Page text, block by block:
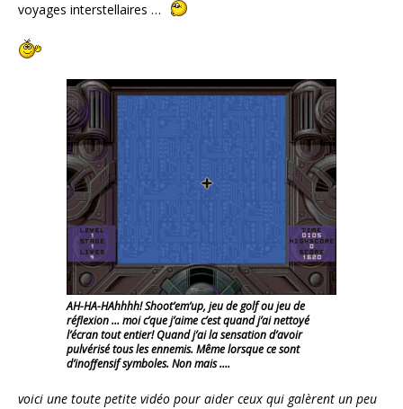
voyages interstellaires …
AH-HA-HAhhhh! Shoot’em’up, jeu de golf ou jeu de
réflexion … moi c’que j’aime c’est quand j’ai nettoyé
l’écran tout entier! Quand j’ai la sensation d’avoir
pulvérisé tous les ennemis. Même lorsque ce sont
d’inoffensif symboles. Non mais ….
voici une toute petite vidéo pour aider ceux qui galèrent un peu